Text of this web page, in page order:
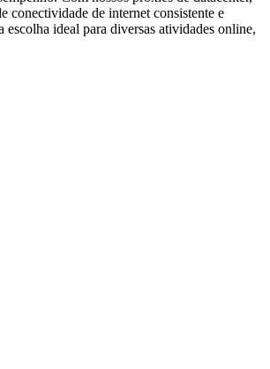
conectividade de internet consistente e
escolha ideal para diversas atividades online,